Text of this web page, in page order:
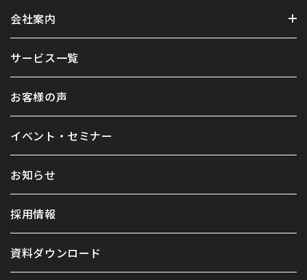
会社案内
サービス一覧
お客様の声
イベント・セミナー
お知らせ
採用情報
資料ダウンロード